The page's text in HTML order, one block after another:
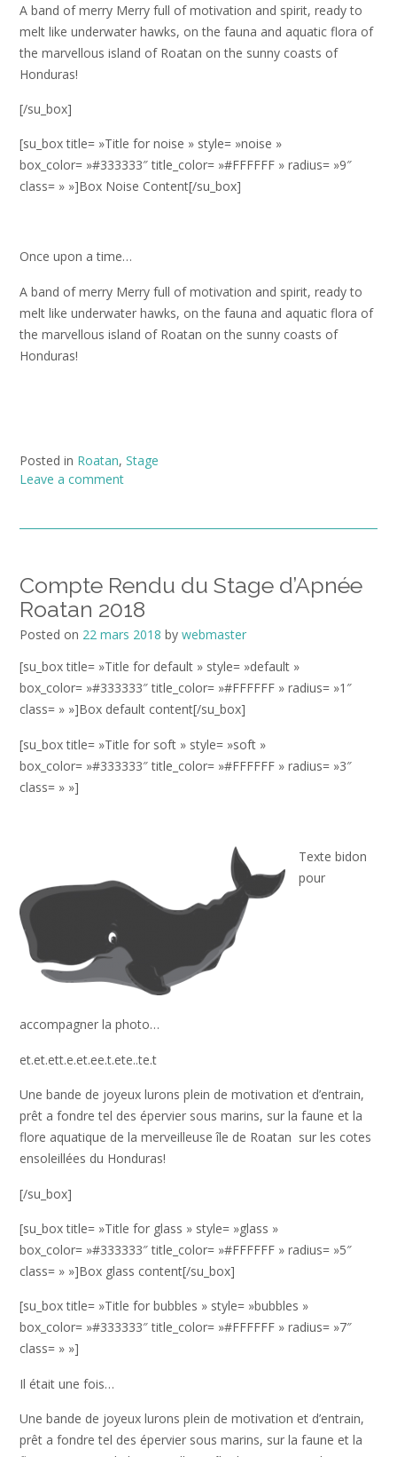
A band of merry Merry full of motivation and spirit, ready to
melt like underwater hawks, on the fauna and aquatic flora of
the marvellous island of Roatan on the sunny coasts of
Honduras!
[/su_box]
[su_box title= »Title for noise » style= »noise »
box_color= »#333333″ title_color= »#FFFFFF » radius= »9″
class= » »]Box Noise Content[/su_box]
Once upon a time…
A band of merry Merry full of motivation and spirit, ready to
melt like underwater hawks, on the fauna and aquatic flora of
the marvellous island of Roatan on the sunny coasts of
Honduras!
Posted in Roatan, Stage
Leave a comment
Compte Rendu du Stage d’Apnée
Roatan 2018
Posted on 22 mars 2018 by webmaster
[su_box title= »Title for default » style= »default »
box_color= »#333333″ title_color= »#FFFFFF » radius= »1″
class= » »]Box default content[/su_box]
[su_box title= »Title for soft » style= »soft »
box_color= »#333333″ title_color= »#FFFFFF » radius= »3″
class= » »]
Texte bidon
pour
accompagner la photo…
et.et.ett.e.et.ee.t.ete..te.t
Une bande de joyeux lurons plein de motivation et d’entrain,
prêt a fondre tel des épervier sous marins, sur la faune et la
flore aquatique de la merveilleuse île de Roatan sur les cotes
ensoleillées du Honduras!
[/su_box]
[su_box title= »Title for glass » style= »glass »
box_color= »#333333″ title_color= »#FFFFFF » radius= »5″
class= » »]Box glass content[/su_box]
[su_box title= »Title for bubbles » style= »bubbles »
box_color= »#333333″ title_color= »#FFFFFF » radius= »7″
class= » »]
Il était une fois…
Une bande de joyeux lurons plein de motivation et d’entrain,
prêt a fondre tel des épervier sous marins, sur la faune et la